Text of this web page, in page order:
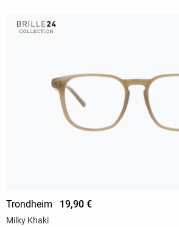
Trondheim 19,90 €
Milky Khaki